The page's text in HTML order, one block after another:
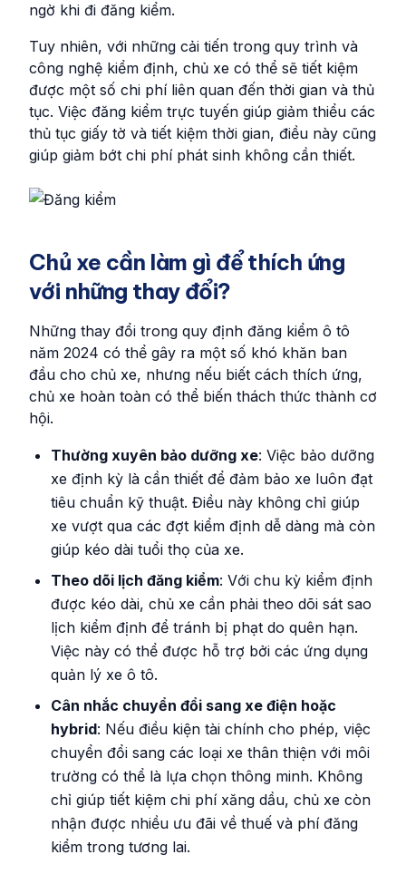
ngờ khi đi đăng kiểm.
Tuy nhiên, với những cải tiến trong quy trình và
công nghệ kiểm định, chủ xe có thể sẽ tiết kiệm
được một số chi phí liên quan đến thời gian và thủ
tục. Việc đăng kiểm trực tuyến giúp giảm thiểu các
thủ tục giấy tờ và tiết kiệm thời gian, điều này cũng
giúp giảm bớt chi phí phát sinh không cần thiết.
Chủ xe cần làm gì để thích ứng
với những thay đổi?
Những thay đổi trong quy định đăng kiểm ô tô
năm 2024 có thể gây ra một số khó khăn ban
đầu cho chủ xe, nhưng nếu biết cách thích ứng,
chủ xe hoàn toàn có thể biến thách thức thành cơ
hội.
Thường xuyên bảo dưỡng xe: Việc bảo dưỡng
xe định kỳ là cần thiết để đảm bảo xe luôn đạt
tiêu chuẩn kỹ thuật. Điều này không chỉ giúp
xe vượt qua các đợt kiểm định dễ dàng mà còn
giúp kéo dài tuổi thọ của xe.
Theo dõi lịch đăng kiểm: Với chu kỳ kiểm định
được kéo dài, chủ xe cần phải theo dõi sát sao
lịch kiểm định để tránh bị phạt do quên hạn.
Việc này có thể được hỗ trợ bởi các ứng dụng
quản lý xe ô tô.
Cân nhắc chuyển đổi sang xe điện hoặc
hybrid: Nếu điều kiện tài chính cho phép, việc
chuyển đổi sang các loại xe thân thiện với môi
trường có thể là lựa chọn thông minh. Không
chỉ giúp tiết kiệm chi phí xăng dầu, chủ xe còn
nhận được nhiều ưu đãi về thuế và phí đăng
kiểm trong tương lai.